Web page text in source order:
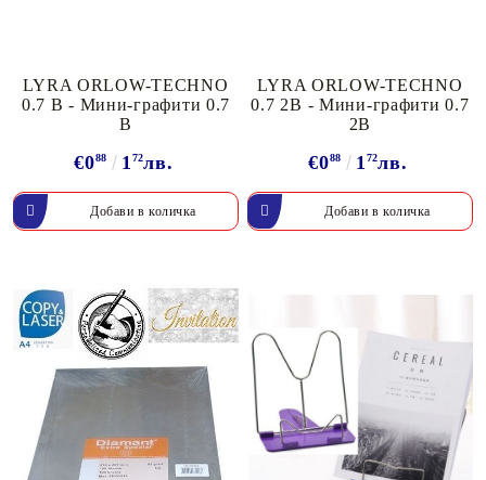
LYRA ORLOW-TECHNO
0.7 B - Мини-графити 0.7
B
€088 1 72лв.
LYRA ORLOW-TECHNO
0.7 2B - Мини-графити 0.7
2B
€088 1 72лв.